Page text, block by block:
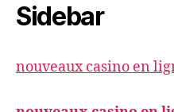
Sidebar
nouveaux casino en